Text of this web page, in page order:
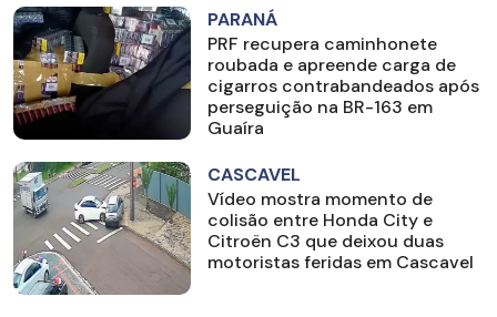
PARANÁ
PRF recupera caminhonete
roubada e apreende carga de
cigarros contrabandeados após
perseguição na BR-163 em
Guaíra
CASCAVEL
Vídeo mostra momento de
colisão entre Honda City e
Citroën C3 que deixou duas
motoristas feridas em Cascavel